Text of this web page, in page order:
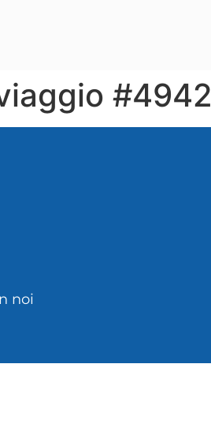
#4942
noi